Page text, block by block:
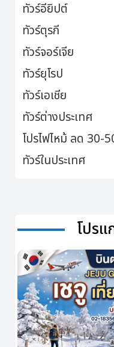
ทัวร์อียิปต์
ทัวร์ตุรกี
ทัวร์จอร์เจีย
ทัวร์ยุโรป
ทัวร์เอเชีย
ทัวร์ต่างประเทศ
โปรไฟไหม้ ลด 30-
ทัวร์ในประเทศ
โปร